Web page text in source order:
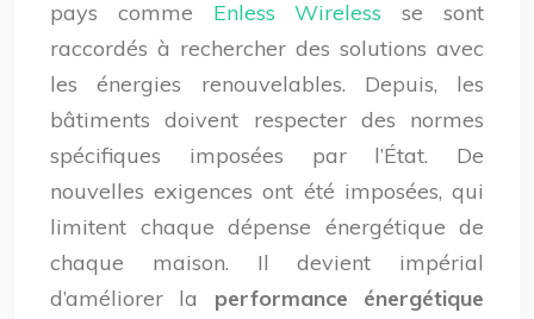
pays comme Enless Wireless se sont
raccordés à rechercher des solutions avec
les énergies renouvelables. Depuis, les
bâtiments doivent respecter des normes
spécifiques imposées par l’État. De
nouvelles exigences ont été imposées, qui
limitent chaque dépense énergétique de
chaque maison. Il devient impérial
d’améliorer la performance énergétique